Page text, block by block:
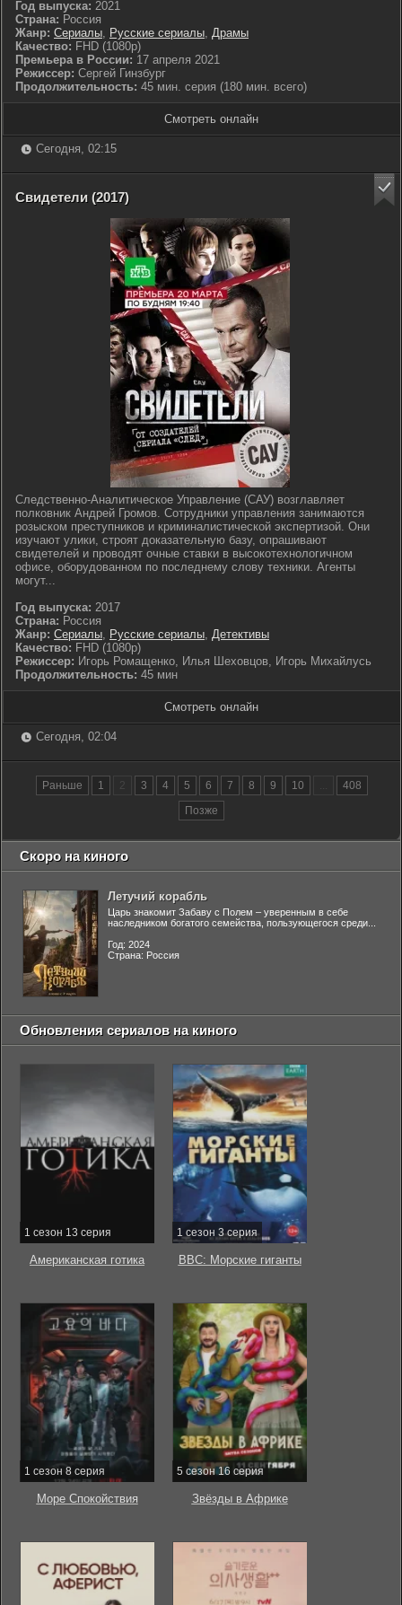
Год выпуска: 2021
Страна: Россия
Жанр: Сериалы, Русские сериалы, Драмы
Качество: FHD (1080p)
Премьера в России: 17 апреля 2021
Режиссер: Сергей Гинзбург
Продолжительность: 45 мин. серия (180 мин. всего)
Смотреть онлайн
Сегодня, 02:15
Свидетели (2017)
Следственно-Аналитическое Управление (САУ) возглавляет
полковник Андрей Громов. Сотрудники управления занимаются
розыском преступников и криминалистической экспертизой. Они
изучают улики, строят доказательную базу, опрашивают
свидетелей и проводят очные ставки в высокотехнологичном
офисе, оборудованном по последнему слову техники. Агенты
могут...
Год выпуска: 2017
Страна: Россия
Жанр: Сериалы, Русские сериалы, Детективы
Качество: FHD (1080p)
Режиссер: Игорь Ромащенко, Илья Шеховцов, Игорь Михайлусь
Продолжительность: 45 мин
Смотреть онлайн
Сегодня, 02:04
Раньше 1 2 3 4 5 6 7 8 9 10 ...
408
Позже
Скоро на киного
Летучий корабль
Царь знакомит Забаву с Полем – уверенным в себе
наследником богатого семейства, пользующегося среди...
Год: 2024
Страна: Россия
Обновления сериалов на киного
1 сезон 13 серия
Американская готика
1 сезон 3 серия
BBC: Морские гиганты
1 сезон 8 серия
Море Спокойствия
5 сезон 16 серия
Звёзды в Африке